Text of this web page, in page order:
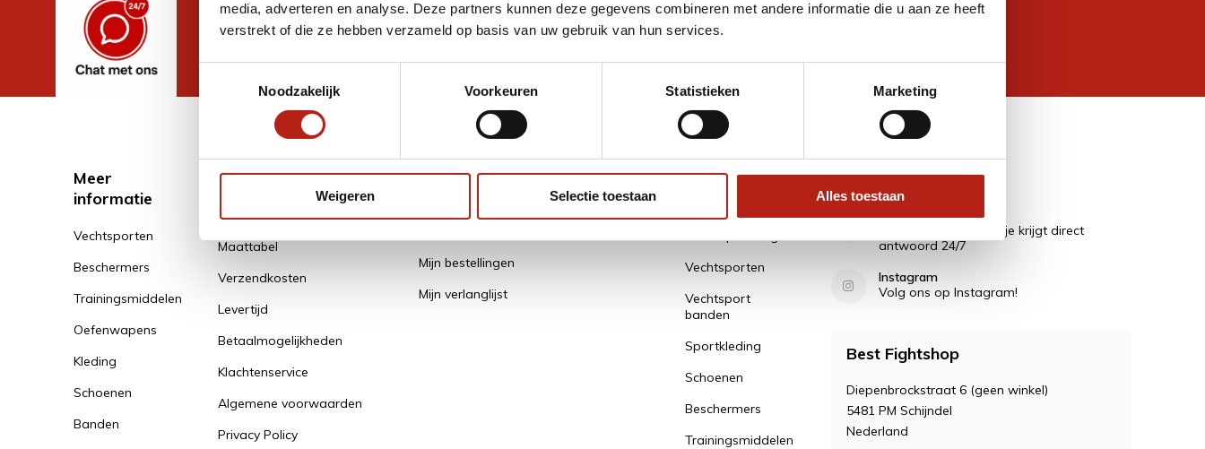
media, adverteren en analyse. Deze partners kunnen deze gegevens combineren met andere informatie die u aan ze heeft
verstrekt of die ze hebben verzameld op basis van uw gebruik van hun services.
Noodzakelijk
Voorkeuren Statistieken Marketing
Weigeren Selectie toestaan Alles toestaan
Meer
informatie
Vechtsporten
Beschermers
Trainingsmiddelen
Oefenwapens
Kleding
Schoenen
Banden
Klantenservice
Klantenservice
Maattabel
Verzendkosten
Levertijd
Betaalmogelijkheden
Klachtenservice
Algemene voorwaarden
Privacy Policy
Mijn account
Een account aanmaken / gegevens
Mijn bestellingen
Mijn verlanglijst
Alle
Vechtsporten
Vechtsport
banden
Sportkleding
Schoenen
Beschermers
Trainingsmiddelen
Contact
Vragen?
Stel ze in de Chat en je krijgt direct
antwoord 24/7
Instagram
Volg ons op Instagram!
Best Fightshop
Diepenbrockstraat 6 (geen winkel)
5481 PM Schijndel
Nederland